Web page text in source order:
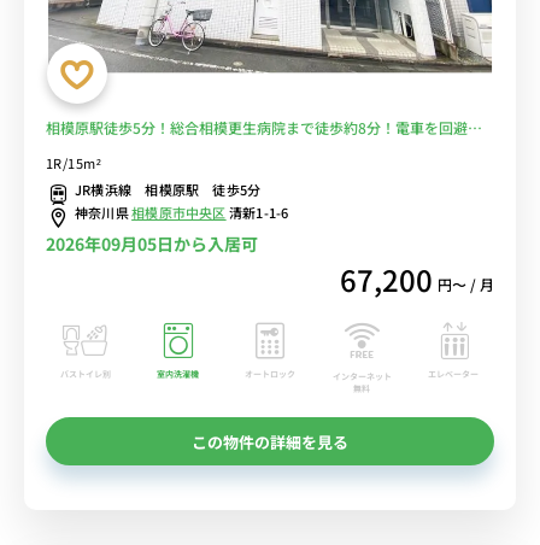
相模原駅徒歩5分！総合相模更生病院まで徒歩約8分！電車を回避し
て安心♪■選べるWi-Fi格安レンタル中！
1R/15m²
JR横浜線 相模原駅 徒歩5分
神奈川県相模原市中央区清新1-1-6
2026年09月05日から入居可
67,200 円〜 / 月
バストイレ別 室内洗濯機 オートロック
インターネット
無料
エレベーター
この物件の詳細を見る